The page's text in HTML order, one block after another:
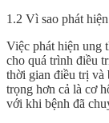
1.2 Vì sao phát
Việc phát hiện ung
cho quá trình điều
thời gian điều trị và
trọng hơn cả là cơ
với khi bệnh đã